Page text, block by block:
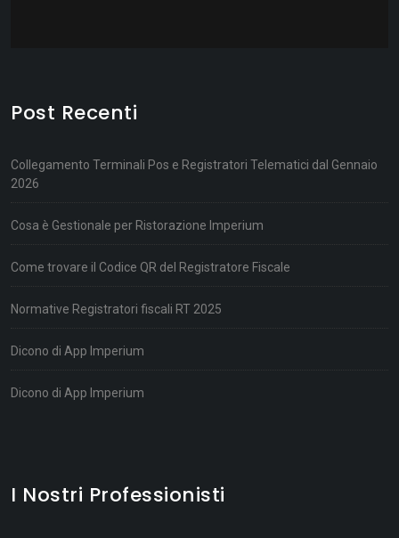
Post Recenti
Collegamento Terminali Pos e Registratori Telematici dal Gennaio
2026
Cosa è Gestionale per Ristorazione Imperium
Come trovare il Codice QR del Registratore Fiscale
Normative Registratori fiscali RT 2025
Dicono di App Imperium
Dicono di App Imperium
I Nostri Professionisti